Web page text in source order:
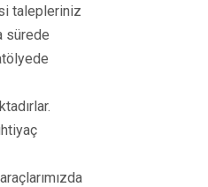
talepleriniz
sürede